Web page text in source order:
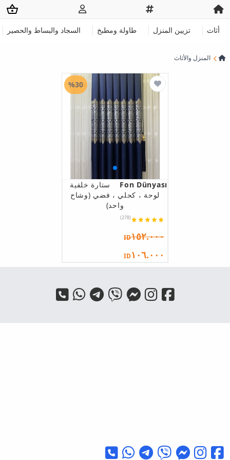
أثاث تزيين المنزل طاولة ومطبخ السجاد والبساط والحصير
المنزل والأثاث
Fon Dünyası
ستارة خلفية
لوحة ، كحلي ، فضي (وشاح
واحد)
(278)
ID١٥٢.٠٠٠
ID١٠٦.٠٠٠
%30